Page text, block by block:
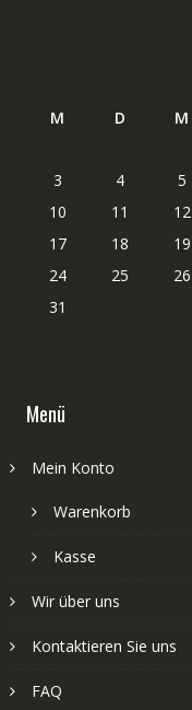
M D M
3
4 5
10
11 12
17
18 19
24
25 26
31
Menü
Mein Konto
Warenkorb
Kasse
Wir über uns
Kontaktieren Sie uns
FAQ